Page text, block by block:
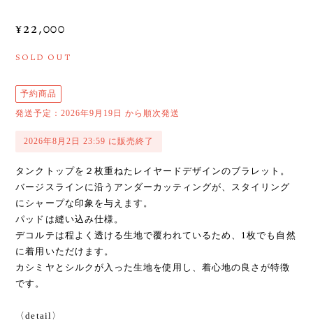
¥22,000
SOLD OUT
予約商品
発送予定：2026年9月19日 から順次発送
2026年8月2日 23:59 に販売終了
タンクトップを２枚重ねたレイヤードデザインのブラレット。
バージスラインに沿うアンダーカッティングが、スタイリング
にシャープな印象を与えます。
パッドは縫い込み仕様。
デコルテは程よく透ける生地で覆われているため、1枚でも自然
に着用いただけます。
カシミヤとシルクが入った生地を使用し、着心地の良さが特徴
です。
〈detail〉